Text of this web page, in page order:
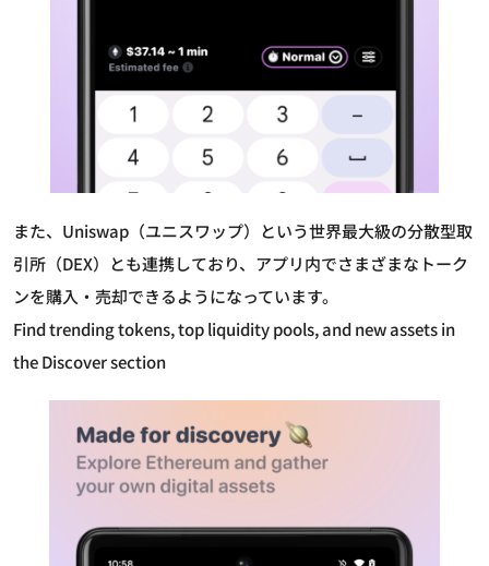
また、Uniswap（ユニスワップ）という世界最大級の分散型取
引所（DEX）とも連携しており、アプリ内でさまざまなトーク
ンを購入・売却できるようになっています。
Find trending tokens, top liquidity pools, and new assets in
the Discover section